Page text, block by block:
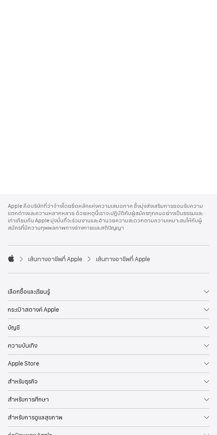
p
p
l
e
o
t
r
Apple คือบริษัทที่ว่าจ้างโดยยึดหลักแห่งความเสมอภาค ซึ่งมุ่งส่งเสริมการยอมรับความ
แตกต่างและความหลากหลาย ด้วยเหตุนี้เราจะปฏิบัติกับผู้สมัครทุกคนอย่างเป็นธรรมและ
เท่าเทียมกัน Apple มุ่งมั่นที่จะร่วมงานและอำนวยความสะดวกตามความเหมาะสมให้กับผู้
สมัครที่มีความทุพพลภาพทางร่างกายและสติปัญญา

p
l
เส้นทางอาชีพที่ Apple เส้นทางอาชีพที่ Apple
เลือกซื้อและเรียนรู้
กระเป๋าสตางค์ Apple
บัญชี
ความบันเทิง
Apple Store
สำหรับธุรกิจ
สำหรับการศึกษา
สำหรับการดูแลสุขภาพ